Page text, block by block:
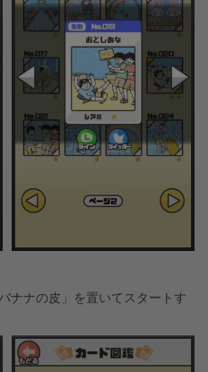
ナナの皮」を置いてスタートす